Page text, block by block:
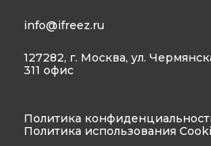
info@ifreez.ru
127282, г. Москва, ул.
311 офис
Политика
Политика использования